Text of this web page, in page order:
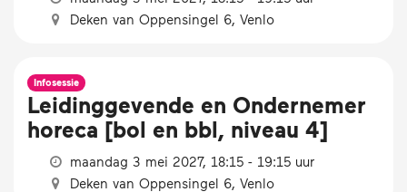
Deken van Oppensingel 6, Venlo
Infosessie
Leidinggevende en Ondernemer
horeca [bol en bbl, niveau 4]
maandag 3 mei 2027, 18:15 - 19:15 uur
Deken van Oppensingel 6, Venlo